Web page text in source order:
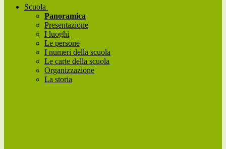
Scuola
Panoramica
Presentazione
I luoghi
Le persone
I numeri della scuola
Le carte della scuola
Organizzazione
La storia